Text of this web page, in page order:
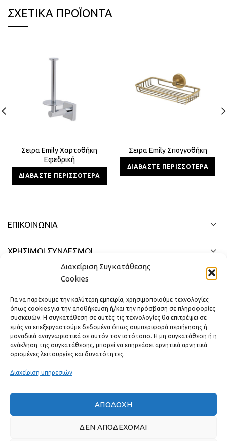
Διαχείριση Συγκατάθεσης
Cookies
Για να παρέχουμε την καλύτερη εμπειρία, χρησιμοποιούμε τεχνολογίες
όπως cookies για την αποθήκευση ή/και την πρόσβαση σε πληροφορίες
συσκευών. Η συγκατάθεση σε αυτές τις τεχνολογίες θα επιτρέψει σε
εμάς να επεξεργαστούμε δεδομένα όπως συμπεριφορά περιήγησης ή
μοναδικά αναγνωριστικά σε αυτόν τον ιστότοπο. Η μη συγκατάθεση ή η
ανάκληση της συγκατάθεσης, μπορεί να επηρεάσει αρνητικά αρνητικά
ορισμένες λειτουργίες και δυνατότητες.
Διαχείριση υπηρεσιών
ΑΠΟΔΟΧΉ
ΔΕΝ ΑΠΟΔΈΧΟΜΑΙ
ΣΧΕΤΙΚΆ ΠΡΟΪΌΝΤΑ
Σειρα Emily Χαρτοθήκη
Εφεδρική
ΔΙΑΒΆΣΤΕ ΠΕΡΙΣΣΌΤΕΡΑ
Σειρα Emily Σπογγοθήκη
ΔΙΑΒΆΣΤΕ ΠΕΡΙΣΣΌΤΕΡΑ
ΕΠΙΚΟΙΝΩΝΊΑ
ΧΡΗΣΙΜΟΙ ΣΥΝΔΕΣΜΟΙ
ΓΡΉΓΟΡΟ ΜΕΝΟΎ
Πραγματικές κριτικές πελατών